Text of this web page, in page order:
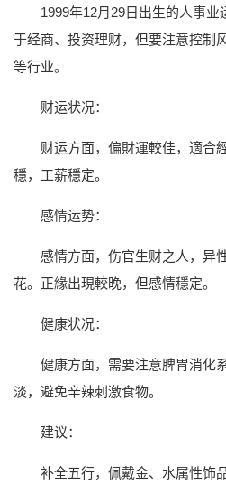
1999年12月29日出生的人事业
于经商、投资理财，但要注意控制
等行业。
财运状况：
财运方面，偏財運較佳，適合
穩，工薪穩定。
感情运势：
感情方面，伤官生财之人，异
花。正緣出現較晚，但感情穩定。
健康状况：
健康方面，需要注意脾胃消化
淡，避免辛辣刺激食物。
建议：
补全五行，佩戴金、水属性饰品